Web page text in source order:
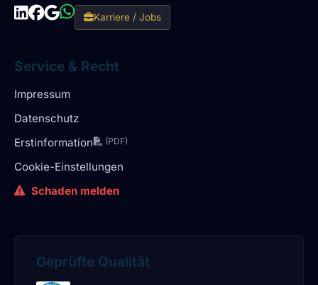
Karriere / Jobs
Service & Recht
Impressum
Datenschutz
Erstinformation
(PDF)
Cookie-Einstellungen
Schaden melden
Geprüfte Qualität